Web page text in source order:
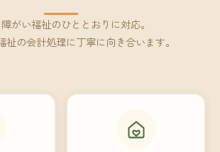
がい福祉のひととおりに対応。
祉の会計処理に丁寧に向き合います。